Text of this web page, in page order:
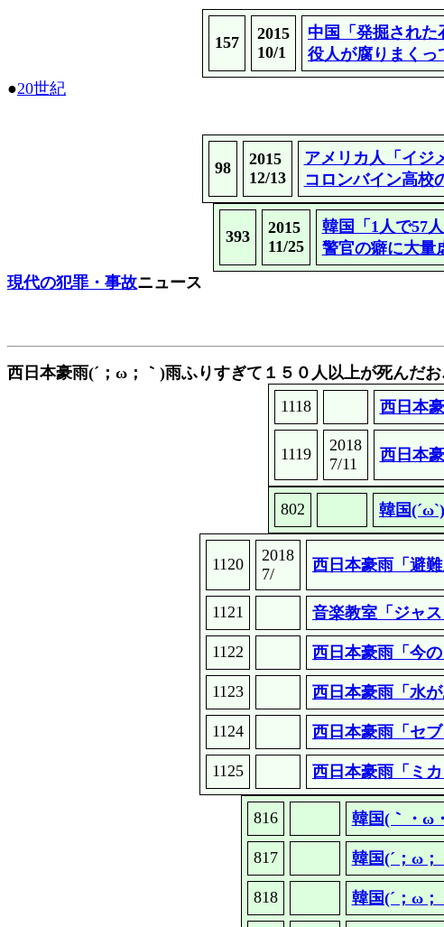
157
2015
10/1
中国「発掘された
役人が腐りまく
●20世紀
98
2015
12/13
アメリカ人「イジ
コロンバイン高校
393
2015
11/25
韓国「1人で57
警官の癖に大量
現代の犯罪・事故ニュース
西日本豪雨(´；ω；｀)雨ふりすぎて１５０人以上が死んだ
1118
西日本
1119
2018
7/11
西日本
802 韓国
1120
2018
7/
西日本豪雨「避
1121 音楽教室「ジャ
1122 西日本豪雨「今
1123 西日本豪雨「水
1124 西日本豪雨「セ
1125 西日本豪雨「ミ
816 韓国(｀・ω
817 韓国(´；ω
818 韓国(´；ω